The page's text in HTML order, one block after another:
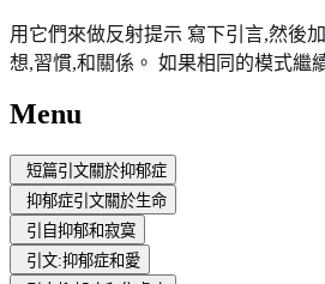
用它們來做反射提示 寫下引言,然後
想,習慣,和關係。 如果相同的模式繼
Menu
短篇引文關於抑郁症
抑郁症引文關於生命
引自抑郁和寂寞
引文:抑郁症和愛